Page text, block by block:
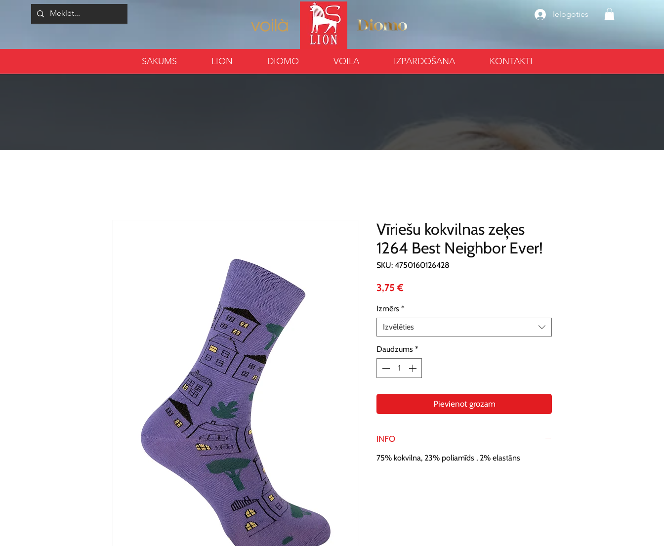
Ielogoties
SĀKUMS LION DIOMO VOILA IZPĀRDOŠANA KONTAKTI
Vīriešu kokvilnas zeķes
1264 Best Neighbor Ever!
SKU: 4750160126428
3,75 €Cena
Izmērs *
Izvēlēties
Daudzums *
Pievienot grozam
INFO
75% kokvilna, 23% poliamīds , 2% elastāns